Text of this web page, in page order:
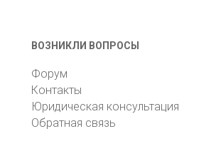
ВОЗНИКЛИ ВОПРОСЫ
Форум
Контакты
Юридическая консультация
Обратная связь